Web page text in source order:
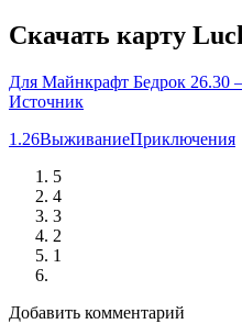
Скачать карту
Для Майнкрафт Бедрок 26.30
Источник
1.26ВыживаниеПриключения
5
4
3
2
1
Добавить комментарий